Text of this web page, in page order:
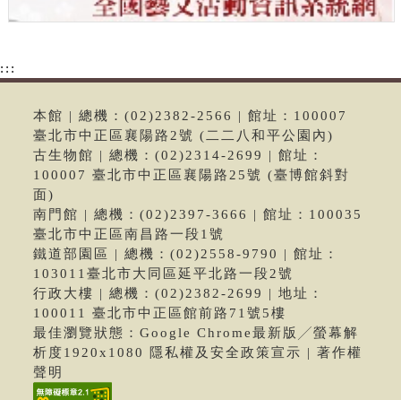
:::
本館 | 總機：(02)2382-2566 | 館址：100007
臺北市中正區襄陽路2號 (二二八和平公園內)
古生物館 | 總機：(02)2314-2699 | 館址：
100007 臺北市中正區襄陽路25號 (臺博館斜對
面)
南門館 | 總機：(02)2397-3666 | 館址：100035
臺北市中正區南昌路一段1號
鐵道部園區 | 總機：(02)2558-9790 | 館址：
103011臺北市大同區延平北路一段2號
行政大樓 | 總機：(02)2382-2699 | 地址：
100011 臺北市中正區館前路71號5樓
最佳瀏覽狀態：Google Chrome最新版╱螢幕解
析度1920x1080 隱私權及安全政策宣示 | 著作權
聲明